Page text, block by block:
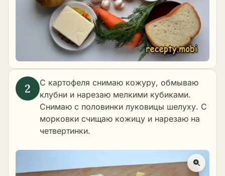
С картофеля снимаю кожуру, обмываю
клубни и нарезаю мелкими кубиками.
Снимаю с половинки луковицы шелуху. С
морковки счищаю кожицу и нарезаю на
четвертинки.